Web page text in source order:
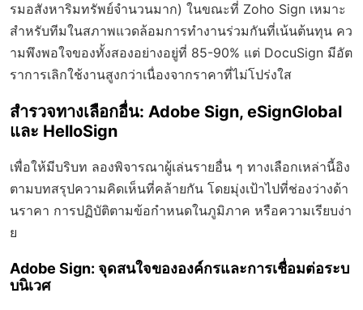
รมอสังหาริมทรัพย์จำนวนมาก) ในขณะที่ Zoho Sign เหมาะ
สำหรับทีมในสภาพแวดล้อมการทำงานร่วมกันที่เน้นต้นทุน คว
ามพึงพอใจของทั้งสองอย่างอยู่ที่ 85-90% แต่ DocuSign มีอัต
ราการเลิกใช้งานสูงกว่าเนื่องจากราคาที่ไม่โปร่งใส
สำรวจทางเลือกอื่น: Adobe Sign, eSignGlobal
และ HelloSign
เพื่อให้มีบริบท ลองพิจารณาผู้เล่นรายอื่น ๆ ทางเลือกเหล่านี้อิง
ตามบทสรุปความคิดเห็นที่คล้ายกัน โดยมุ่งเป้าไปที่ช่องว่างด้า
นราคา การปฏิบัติตามข้อกำหนดในภูมิภาค หรือความเรียบง่า
ย
Adobe Sign: จุดสนใจขององค์กรและการเชื่อมต่อระบ
บนิเวศ